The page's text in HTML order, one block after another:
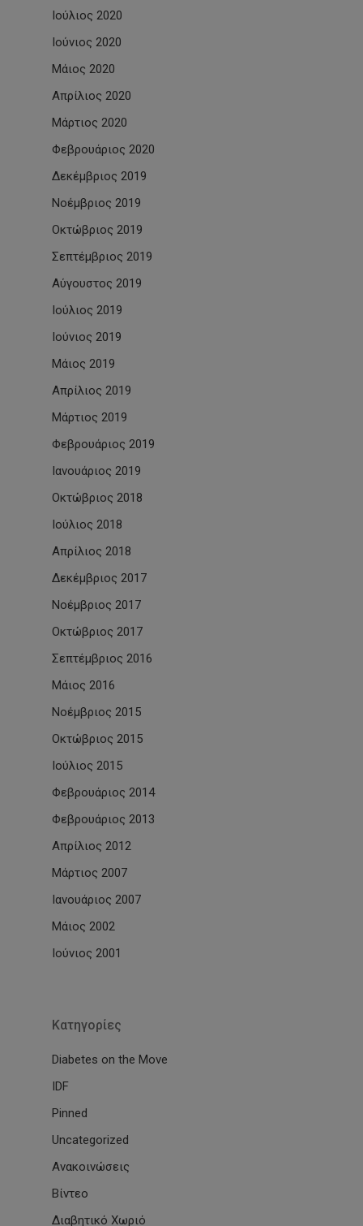
Ιούλιος 2020
Ιούνιος 2020
Μάιος 2020
Απρίλιος 2020
Μάρτιος 2020
Φεβρουάριος 2020
Δεκέμβριος 2019
Νοέμβριος 2019
Οκτώβριος 2019
Σεπτέμβριος 2019
Αύγουστος 2019
Ιούλιος 2019
Ιούνιος 2019
Μάιος 2019
Απρίλιος 2019
Μάρτιος 2019
Φεβρουάριος 2019
Ιανουάριος 2019
Οκτώβριος 2018
Ιούλιος 2018
Απρίλιος 2018
Δεκέμβριος 2017
Νοέμβριος 2017
Οκτώβριος 2017
Σεπτέμβριος 2016
Μάιος 2016
Νοέμβριος 2015
Οκτώβριος 2015
Ιούλιος 2015
Φεβρουάριος 2014
Φεβρουάριος 2013
Απρίλιος 2012
Μάρτιος 2007
Ιανουάριος 2007
Μάιος 2002
Ιούνιος 2001
Kατηγορίες
Diabetes on the Move
IDF
Pinned
Uncategorized
Ανακοινώσεις
Βίντεο
Διαβητικό Χωριό